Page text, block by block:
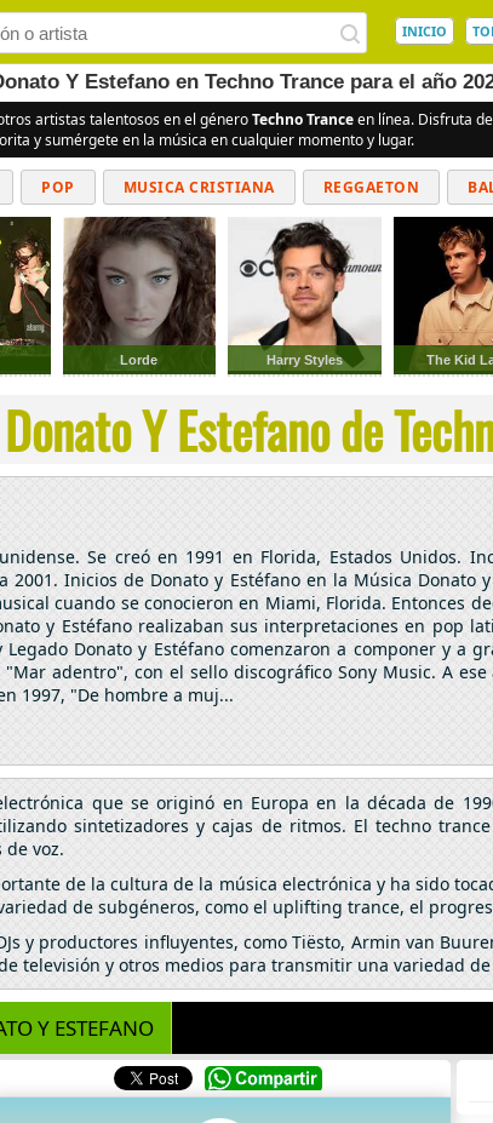
INICIO
Y Estefano en Techno Trance para el año
artistas talentosos en el géneroTechno Tranceen línea. Disfruta
y sumérgete en la música en cualquier momento y lugar.
POP MUSICA CRISTIANA REGGAETON
CUMBIAS
Lorde Harry Styles The Kid
Y Estefano de
Se creó en 1991 en Florida, Estados Unidos.
Inicios de Donato y Estéfano en la Música Donato
cuando se conocieron en Miami, Florida. Entonces
y Estéfano realizaban sus interpretaciones en pop
Donato y Estéfano comenzaron a componer y a
adentro", con el sello discográfico Sony Music. A
1997, "De hombre a muj...
que se originó en Europa en la década de
sintetizadores y cajas de ritmos. El techno
voz.
de la cultura de la música electrónica y ha sido
de subgéneros, como el uplifting trance, el
y productores influyentes, como Tiësto, Armin van
televisión y otros medios para transmitir una variedad
Y ESTEFANO